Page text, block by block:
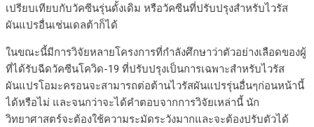
เปรียบเทียบกับวัคซีนรุ่นดั้งเดิม หรือวัคซีนที่ปรับปรุงสำหรับไวรัส
ผันแปรอื่นเช่นเดลต้าก็ได้
ในขณะนี้มีการวิจัยหลายโครงการที่กำลังศึกษาว่าตัวอย่างเลือดของผู้
ที่ได้รับฉีดวัคซีนโควิด-19 ที่ปรับปรุงเป็นการเฉพาะสำหรับไวรัส
ผันแปรโอมะครอนจะสามารถต่อต้านไวรัสผันแปรรุ่นอื่นๆก่อนหน้านี้
ได้หรือไม่ และจนกว่าจะได้คำตอบจากการวิจัยเหล่านี้ นัก
วิทยาศาสตร์จะต้องใช้ความระมัดระวังมากและจะต้องปรับตัวได้